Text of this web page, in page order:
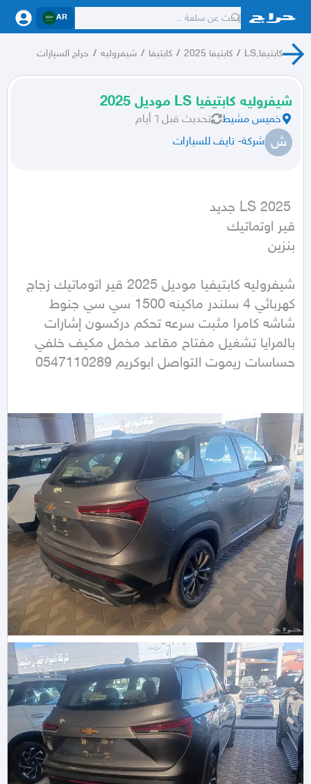
AR
كابتيفا,LS / كابتيفا 2025 / كابتيفا / شيفروليه / حراج السيارات
شيفروليه كابتيفيا LS موديل 2025
خميس مشيط تحديث قبل ٦ أيام
ش شركة- نايف للسيارات
بنزين
حساسات ريموت التواصل ابوكريم 0547110289